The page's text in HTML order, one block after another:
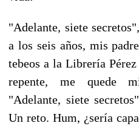
"Adelante, siete
a los seis años, mis
tebeos a la Librería
repente, me quede
"Adelante, siete
Un reto. Hum, ¿sería